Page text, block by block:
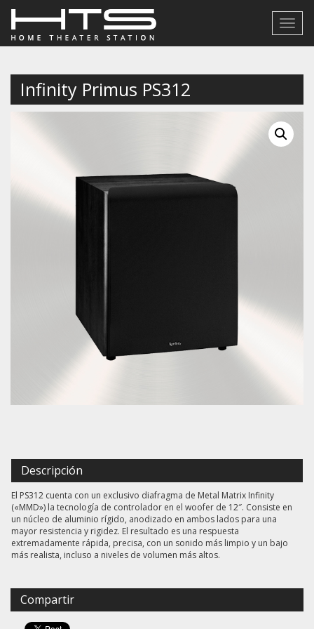
Infinity Primus PS312
Descripción
El PS312 cuenta con un exclusivo diafragma de Metal Matrix Infinity
(«MMD») la tecnología de controlador en el woofer de 12″. Consiste en
un núcleo de aluminio rígido, anodizado en ambos lados para una
mayor resistencia y rigidez. El resultado es una respuesta
extremadamente rápida, precisa, con un sonido más limpio y un bajo
más realista, incluso a niveles de volumen más altos.
Compartir